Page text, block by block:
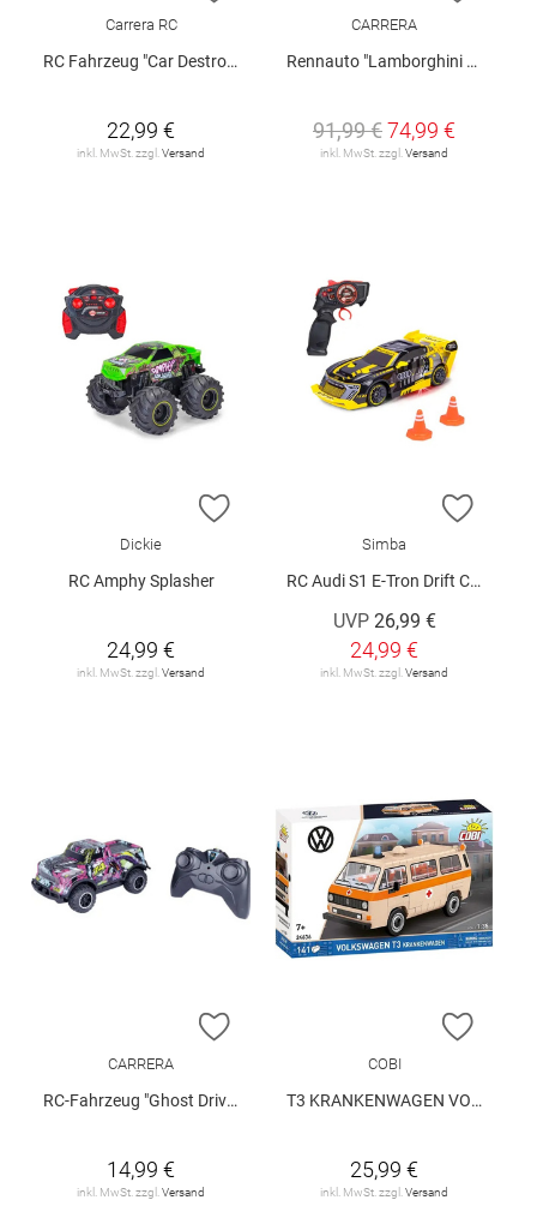
Carrera RC
RC Fahrzeug "Car Destroyer"
22,99 €
inkl. MwSt. zzgl. Versand
CARRERA
Rennauto "Lamborghini Huracán GT3 Evo II"
91,99 €74,99 €
inkl. MwSt. zzgl. Versand
ZUR WUNSCHLISTE HINZUFÜGEN
Dickie
RC Amphy Splasher
24,99 €
inkl. MwSt. zzgl. Versand
ZUR
Simba
RC Audi S1 E-Tron Drift Car
UVP 26,99 €
24,99 €
inkl. MwSt. zzgl. Versand
ZUR WUNSCHLISTE HINZUFÜGEN
CARRERA
RC-Fahrzeug "Ghost Driver"
14,99 €
inkl. MwSt. zzgl. Versand
ZUR
COBI
T3 KRANKENWAGEN VOLKSWAGEN
25,99 €
inkl. MwSt. zzgl. Versand